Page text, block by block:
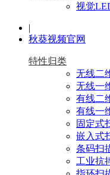
视觉
|
秋葵视频官网
特性归类
无线二
无线一
有线二
有线一
固定式
嵌入式
条码扫
工业抗